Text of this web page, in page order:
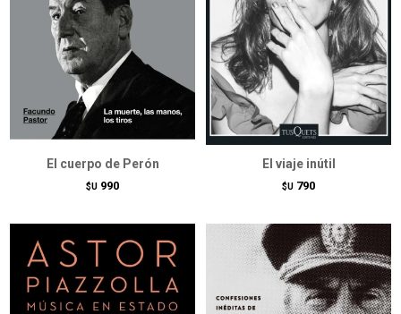
El cuerpo de Perón
$U 990
El viaje inútil
$U 790